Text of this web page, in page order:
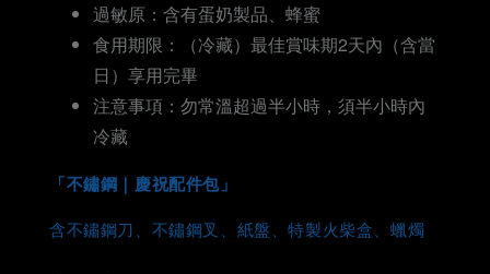
過敏原：含有蛋奶製品、蜂蜜
食用期限：（冷藏）最佳賞味期2天內（含當
日）享用完畢
注意事項：勿常溫超過半小時，須半小時內
冷藏
「不鏽鋼｜慶祝配件包」
含不鏽鋼刀、不鏽鋼叉、紙盤、特製火柴盒、蠟燭